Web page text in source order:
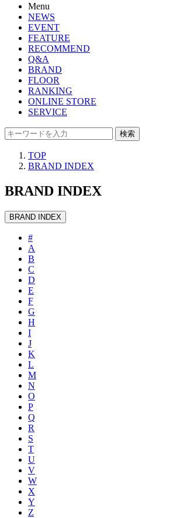
Menu
NEWS
EVENT
FEATURE
RECOMMEND
Q&A
BRAND
FLOOR
RANKING
ONLINE STORE
SERVICE
検索
TOP
BRAND INDEX
BRAND INDEX
BRAND INDEX
#
A
B
C
D
E
F
G
H
I
J
K
L
M
N
O
P
Q
R
S
T
U
V
W
X
Y
Z